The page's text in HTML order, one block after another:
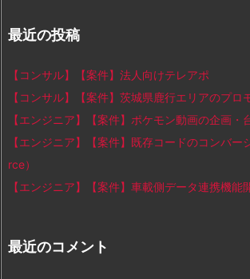
最近の投稿
【コンサル】【案件】法人向けテレアポ
【コンサル】【案件】茨城県鹿行エリアのプロ
【エンジニア】【案件】ポケモン動画の企画・
【エンジニア】【案件】既存コードのコンバー
rce）
【エンジニア】【案件】車載側データ連携機能
最近のコメント